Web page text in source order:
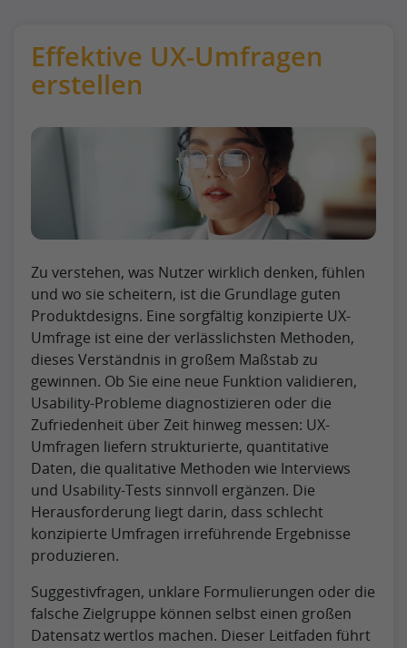
Effektive UX-Umfragen
erstellen
Zu verstehen, was Nutzer wirklich denken, fühlen
und wo sie scheitern, ist die Grundlage guten
Produktdesigns. Eine sorgfältig konzipierte UX-
Umfrage ist eine der verlässlichsten Methoden,
dieses Verständnis in großem Maßstab zu
gewinnen. Ob Sie eine neue Funktion validieren,
Usability-Probleme diagnostizieren oder die
Zufriedenheit über Zeit hinweg messen: UX-
Umfragen liefern strukturierte, quantitative
Daten, die qualitative Methoden wie Interviews
und Usability-Tests sinnvoll ergänzen. Die
Herausforderung liegt darin, dass schlecht
konzipierte Umfragen irreführende Ergebnisse
produzieren.
Suggestivfragen, unklare Formulierungen oder die
falsche Zielgruppe können selbst einen großen
Datensatz wertlos machen. Dieser Leitfaden führt